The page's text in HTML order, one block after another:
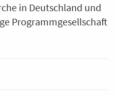
in Deutschland und
Programmgesellschaft